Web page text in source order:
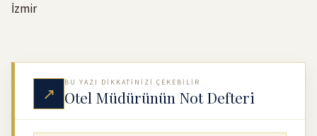
İzmir
↗
BU YAZI DIKKATINIZI ÇEKEBILIR
Otel Müdürünün Not Defteri